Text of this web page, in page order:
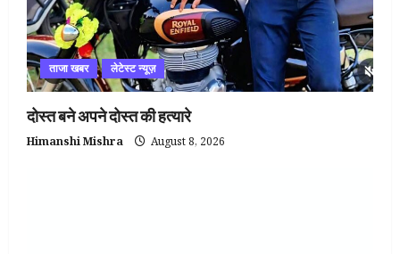
ताजा खबर लेटेस्ट न्यूज़
दोस्त बने अपने दोस्त की हत्यारे
Himanshi Mishra August 8, 2026